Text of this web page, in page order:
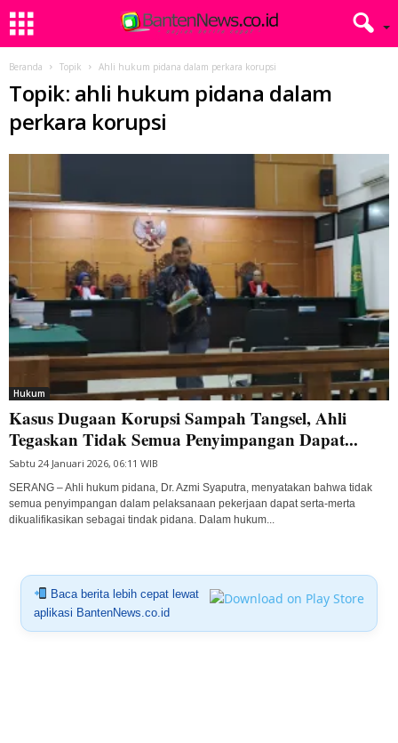
Beranda Topik Ahli hukum pidana dalam perkara korupsi
Topik: ahli hukum pidana dalam
perkara korupsi
Hukum
Kasus Dugaan Korupsi Sampah Tangsel, Ahli
Tegaskan Tidak Semua Penyimpangan Dapat...
Sabtu 24 Januari 2026, 06:11 WIB
SERANG – Ahli hukum pidana, Dr. Azmi Syaputra, menyatakan bahwa tidak
semua penyimpangan dalam pelaksanaan pekerjaan dapat serta-merta
dikualifikasikan sebagai tindak pidana. Dalam hukum...
Baca berita lebih cepat lewat
aplikasi BantenNews.co.id